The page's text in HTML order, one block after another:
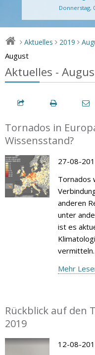
Donnerstag,
> Aktuelles > 2019 >
August
Aktuelles -
Tornados in
Wissensstand?
27-08-
Tornados
anderen
unter
ist es
vermitteln.
Mehr
Rückblick auf den
2019
12-08-